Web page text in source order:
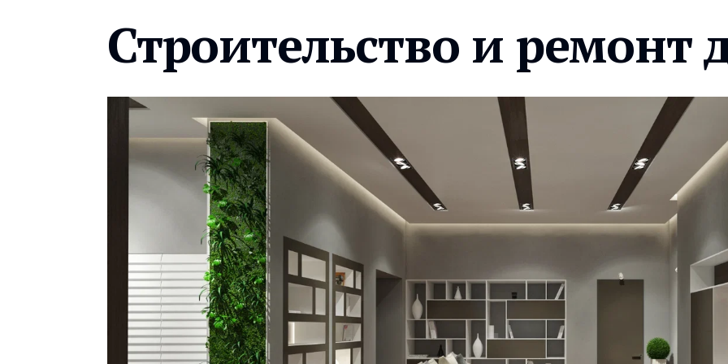
Строительство и ремонт